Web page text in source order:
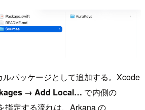
パッケージとして追加する。Xcode
→ Add Local… で内側の
指定する流れは、Arkana の